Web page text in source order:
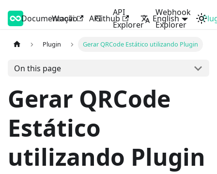
Woovi Developers
Documentação API
API
Explorer
Webhook
Explorer
Woovi Github English
Plugin Gerar QRCode Estático utilizando Plugin
On this page
Gerar QRCode
Estático
utilizando Plugin